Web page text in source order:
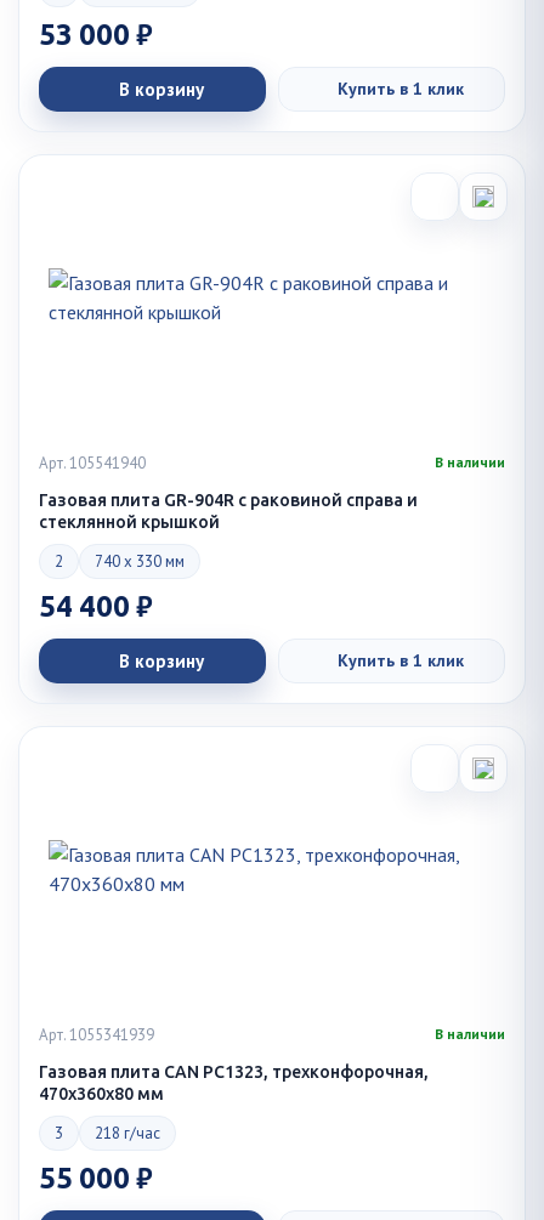
53 000 ₽
В корзину Купить в 1 клик
Арт. 105541940 В наличии
Газовая плита GR-904R с раковиной справа и
стеклянной крышкой
2 740 x 330 мм
54 400 ₽
В корзину Купить в 1 клик
Арт. 1055341939 В наличии
Газовая плита CAN PC1323, трехконфорочная,
470х360х80 мм
3 218 г/час
55 000 ₽